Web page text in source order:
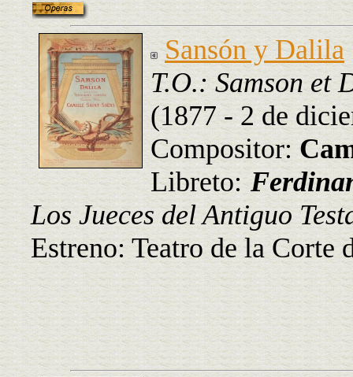
Sansón y Dalila
T.O.: Samson et
(1877 - 2 de
Compositor:
Libreto:
Los Jueces del Antiguo
Estreno: Teatro de la Corte